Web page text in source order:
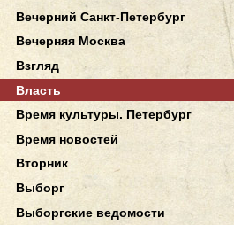
Вечерний Санкт-Петербург
Вечерняя Москва
Взгляд
Власть
Время культуры. Петербург
Время новостей
Вторник
Выборг
Выборгские ведомости